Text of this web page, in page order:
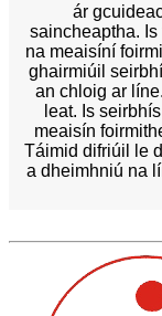
ár
saincheaptha.
na meaisíní
ghairmiúil
an chloig ar
leat. Is
meaisín
Táimid difriúil le
a dheimhniú na